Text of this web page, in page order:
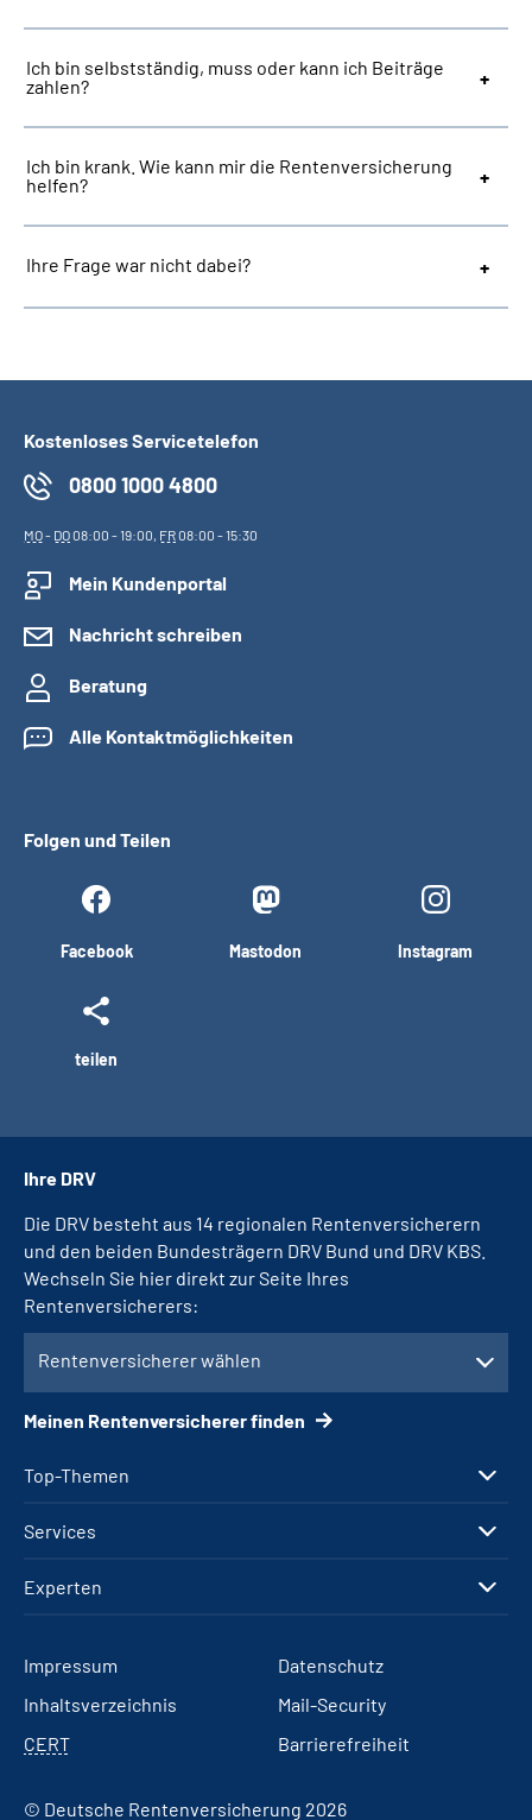
Ich bin selbstständig, muss oder kann ich Beiträge
zahlen?
Ich bin krank. Wie kann mir die Rentenversicherung
helfen?
Ihre Frage war nicht dabei?
Kostenloses Servicetelefon
0800 1000 4800
MO- DO08:00 - 19:00, FR08:00 - 15:30
Mein Kundenportal
Nachricht schreiben
Beratung
Alle Kontaktmöglichkeiten
Folgen und Teilen
Facebook Mastodon Instagram
teilen
Top-Themen
Services
Experten
Ihre DRV
Die DRV besteht aus 14 regionalen Rentenversicherern
und den beiden Bundesträgern DRV Bund und DRV KBS.
Wechseln Sie hier direkt zur Seite Ihres
Rentenversicherers:
Rentenversicherer wählen
Meinen Rentenversicherer finden
Impressum
Datenschutz
Inhaltsverzeichnis
Mail-Security
CERT
Barrierefreiheit
© Deutsche Rentenversicherung 2026